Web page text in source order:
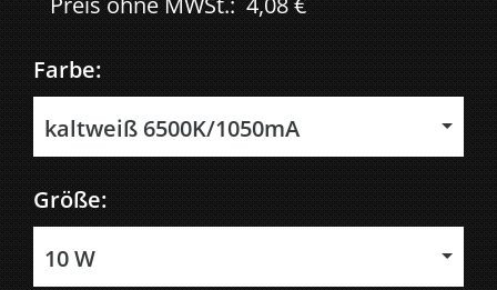
Farbe:
kaltweiß 6500K/1050mA
Größe:
10 W